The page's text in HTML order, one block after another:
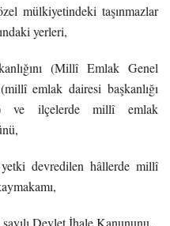
mülkiyetindeki taşınmazlar
yerleri,
(Millî Emlak Genel
emlak dairesi başkanlığı
ve ilçelerde millî emlak
devredilen hâllerde millî
Devlet İhale Kanununu,